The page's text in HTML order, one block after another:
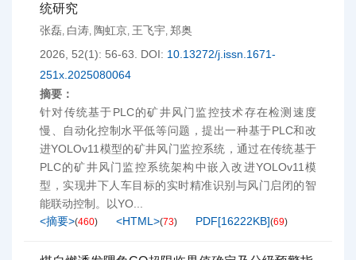
统研究
张磊, 白涛, 陶虹京, 王飞宇, 郑奥
2026, 52(1): 56-63.
DOI: 10.13272/j.issn.1671-
251x.2025080064
摘要：
针对传统基于PLC的矿井风门监控技术存在检测速度
慢、自动化控制水平低等问题，提出一种基于PLC和改
进YOLOv11模型的矿井风门监控系统，通过在传统基于
PLC的矿井风门监控系统架构中嵌入改进YOLOv11模
型，实现井下人车目标的实时精准识别与风门启闭的智
能联动控制。以YO...
<摘要>(460) <HTML>(73) PDF[16222KB](69)